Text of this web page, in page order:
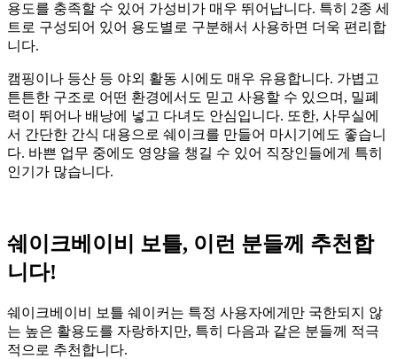
용도를 충족할 수 있어 가성비가 매우 뛰어납니다. 특히 2종 세
트로 구성되어 있어 용도별로 구분해서 사용하면 더욱 편리합
니다.
캠핑이나 등산 등 야외 활동 시에도 매우 유용합니다. 가볍고
튼튼한 구조로 어떤 환경에서도 믿고 사용할 수 있으며, 밀폐
력이 뛰어나 배낭에 넣고 다녀도 안심입니다. 또한, 사무실에
서 간단한 간식 대용으로 쉐이크를 만들어 마시기에도 좋습니
다. 바쁜 업무 중에도 영양을 챙길 수 있어 직장인들에게 특히
인기가 많습니다.
쉐이크베이비 보틀, 이런 분들께 추천합
니다!
쉐이크베이비 보틀 쉐이커는 특정 사용자에게만 국한되지 않
는 높은 활용도를 자랑하지만, 특히 다음과 같은 분들께 적극
적으로 추천합니다.